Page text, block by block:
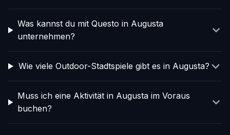
Was kannst du mit Questo in Augusta
unternehmen?
Wie viele Outdoor-Stadtspiele gibt es in Augusta?
Muss ich eine Aktivität in Augusta im Voraus
buchen?